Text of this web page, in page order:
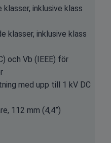
inklusive klass
klasser, inklusive klass
och Vb (IEEE) för
med upp till 1 kV DC
112 mm (4,4”)